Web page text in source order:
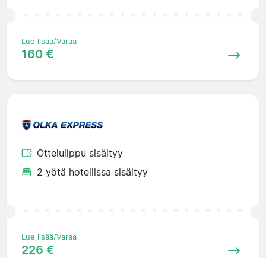
Lue lisää/Varaa
160 €
Ottelulippu sisältyy
2 yötä hotellissa sisältyy
Lue lisää/Varaa
226 €